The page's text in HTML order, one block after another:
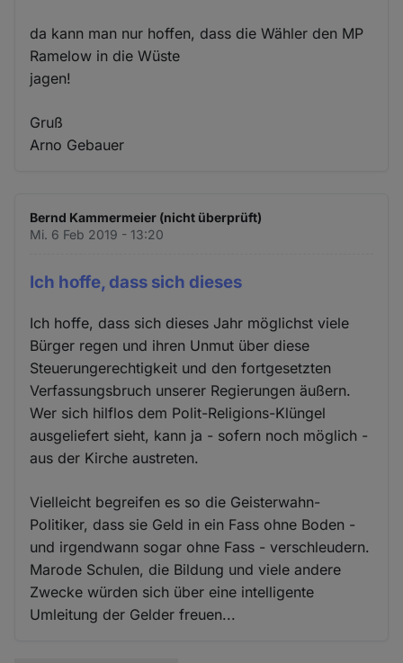
da kann man nur hoffen, dass die Wähler den MP
Ramelow in die Wüste
jagen!
Gruß
Arno Gebauer
Bernd Kammermeier (nicht überprüft)
Mi. 6 Feb 2019 - 13:20
Ich hoffe, dass sich dieses
Ich hoffe, dass sich dieses Jahr möglichst viele
Bürger regen und ihren Unmut über diese
Steuerungerechtigkeit und den fortgesetzten
Verfassungsbruch unserer Regierungen äußern.
Wer sich hilflos dem Polit-Religions-Klüngel
ausgeliefert sieht, kann ja - sofern noch möglich -
aus der Kirche austreten.
Vielleicht begreifen es so die Geisterwahn-
Politiker, dass sie Geld in ein Fass ohne Boden -
und irgendwann sogar ohne Fass - verschleudern.
Marode Schulen, die Bildung und viele andere
Zwecke würden sich über eine intelligente
Umleitung der Gelder freuen...